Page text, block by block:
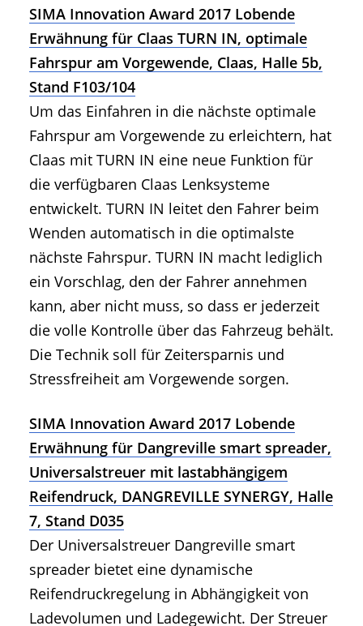
SIMA Innovation Award 2017 Lobende
Erwähnung für Claas TURN IN, optimale
Fahrspur am Vorgewende, Claas, Halle 5b,
Stand F103/104
Um das Einfahren in die nächste optimale
Fahrspur am Vorgewende zu erleichtern, hat
Claas mit TURN IN eine neue Funktion für
die verfügbaren Claas Lenksysteme
entwickelt. TURN IN leitet den Fahrer beim
Wenden automatisch in die optimalste
nächste Fahrspur. TURN IN macht lediglich
ein Vorschlag, den der Fahrer annehmen
kann, aber nicht muss, so dass er jederzeit
die volle Kontrolle über das Fahrzeug behält.
Die Technik soll für Zeitersparnis und
Stressfreiheit am Vorgewende sorgen.
SIMA Innovation Award 2017 Lobende
Erwähnung für Dangreville smart spreader,
Universalstreuer mit lastabhängigem
Reifendruck, DANGREVILLE SYNERGY, Halle
7, Stand D035
Der Universalstreuer Dangreville smart
spreader bietet eine dynamische
Reifendruckregelung in Abhängigkeit von
Ladevolumen und Ladegewicht. Der Streuer